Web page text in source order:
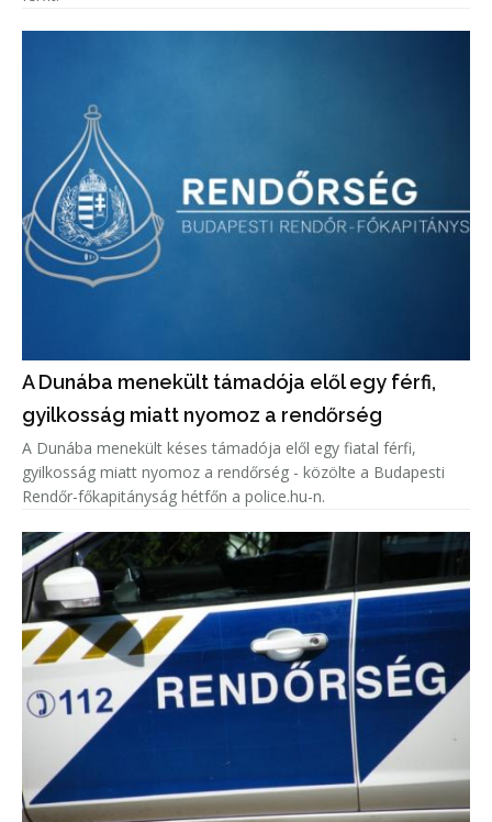
A Dunába menekült támadója elől egy férfi,
gyilkosság miatt nyomoz a rendőrség
A Dunába menekült késes támadója elől egy fiatal férfi,
gyilkosság miatt nyomoz a rendőrség - közölte a Budapesti
Rendőr-főkapitányság hétfőn a police.hu-n.